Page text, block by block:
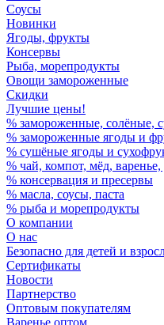
Соусы
Новинки
Ягоды, фрукты
Консервы
Рыба, морепродукты
Овощи замороженные
Скидки
Лучшие цены!
% замороженные, солёные,
% замороженные ягоды и
% сушёные ягоды и
% чай, компот, мёд, варенье,
% консервация и пресервы
% масла, соусы, паста
% рыба и морепродукты
О компании
О нас
Безопасно для детей и
Сертификаты
Новости
Партнерство
Оптовым покупателям
Варенье оптом